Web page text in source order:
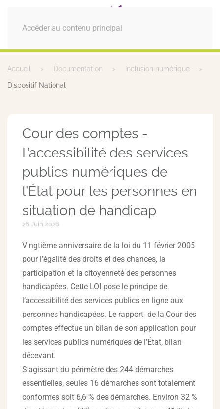
Accéder au contenu principal
MENU
Accueil Documentation Inclusion numérique
Dispositif National
Cour des comptes -
L’accessibilité des services
publics numériques de
l’État pour les personnes en
situation de handicap
26 Juin 2026
Vingtième anniversaire de la loi du 11 février 2005
pour l’égalité des droits et des chances, la
participation et la citoyenneté des personnes
handicapées. Cette LOI pose le principe de
l’accessibilité des services publics en ligne aux
personnes handicapées. Le rapport de la Cour des
comptes effectue un bilan de son application pour
les services publics numériques de l’État, bilan
décevant.
S’agissant du périmètre des 244 démarches
essentielles, seules 16 démarches sont totalement
conformes soit 6,6 % des démarches. Environ 32 %